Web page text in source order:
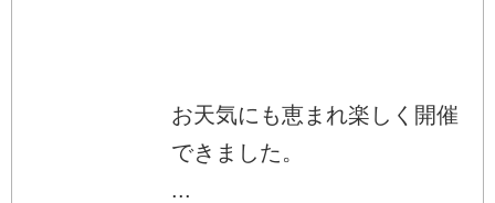
お天気にも恵まれ楽しく開催
できました。
...